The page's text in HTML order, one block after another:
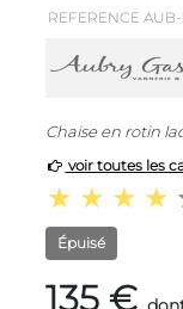
REFERENCE
Chaise en rotin
voir toutes les
Épuisé
135 €